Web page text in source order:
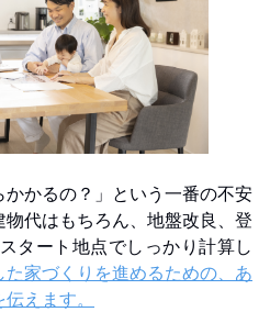
かかるの？」という一番の不安
代はもちろん、地盤改良、登
タート地点でしっかり計算し
家づくりを進めるための、あ
えます。